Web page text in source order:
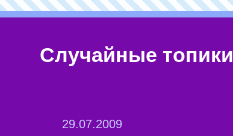
Случайные топики
29.07.2009